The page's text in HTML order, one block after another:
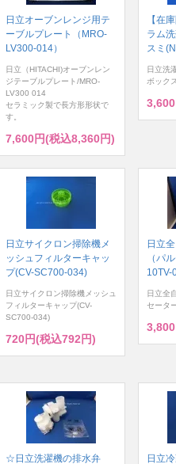
日立オーブンレンジ用テ
ーブルプレート（MRO-
LV300-014）
日立（HITACHI)オーブンレン
ジテーブルプレート/MRO-
LV300 014
セラミック製で長方形形状で
す。
7,600円(税込8,360円)
【在
ラム
スミ
日立洗
ボック
日立サイクロン掃除機メ
ッシュフィルターキャッ
プ(CV-SC700-034)
日立サイクロン掃除機メッシュ
フィルターキャップ(CV-
SC700-034)
720円(税込792円)
日立
（パ
10TV-
日立全
セータ
☆日立洗濯機の排水弁 日立